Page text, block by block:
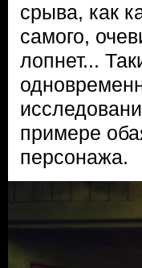
срыва, как
самого,
лопнет...
примере
персонажа.